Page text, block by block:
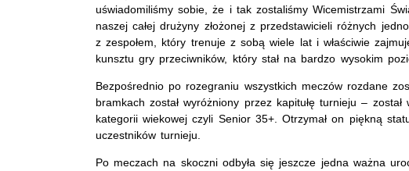
uświadomiliśmy sobie, że i tak zostaliśmy Wicemistrzami
naszej całej drużyny złożonej z przedstawicieli różnych
z zespołem, który trenuje z sobą wiele lat i właściwie
kunsztu gry przeciwników, który stał na bardzo wysokim
Bezpośrednio po rozegraniu wszystkich meczów rozdane
bramkach został wyróżniony przez kapitułę turnieju –
kategorii wiekowej czyli Senior 35+. Otrzymał on piękną
uczestników turnieju.
Po meczach na skoczni odbyła się jeszcze jedna ważna